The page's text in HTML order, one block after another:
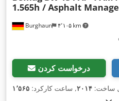
Burghaun ۴٬۱۰۵ km
1.565h / Asphalt
درخواست کردن
ساخت: ۲۰۱۴, ساعت کارکرد: